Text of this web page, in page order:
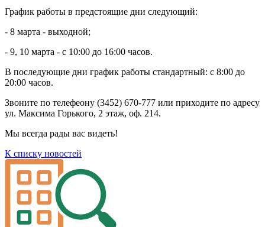
График работы в предстоящие дни следующий:
- 8 марта - выходной;
- 9, 10 марта - с 10:00 до 16:00 часов.
В последующие дни график работы стандартный: с 8:00 до
20:00 часов.
Звоните по телефеону (3452) 670-777 или приходите по адресу
ул. Максима Горького, 2 этаж, оф. 214.
Мы всегда рады вас видеть!
К списку новостей